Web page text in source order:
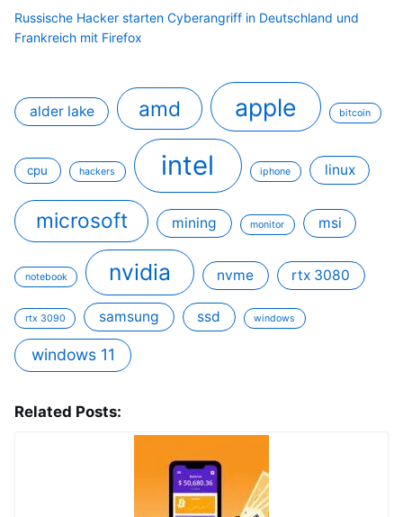
Russische Hacker starten Cyberangriff in Deutschland und
Frankreich mit Firefox
alder lake amd apple bitcoin
cpu hackers intel iphone linux
microsoft mining monitor msi
notebook nvidia nvme rtx 3080
rtx 3090 samsung ssd windows
windows 11
Related Posts: